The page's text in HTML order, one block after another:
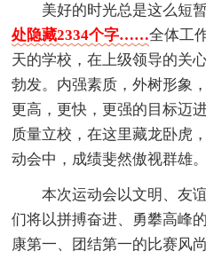
美好的时光总是这么短
处隐藏2334个字……全体工
天的学校，在上级领导的关
勃发。内强素质，外树形象
更高，更快，更强的目标迈
质量立校，在这里藏龙卧虎
动会中，成绩斐然傲视群雄。
本次运动会以文明、友
们将以拼搏奋进、勇攀高峰
康第一、团结第一的比赛风